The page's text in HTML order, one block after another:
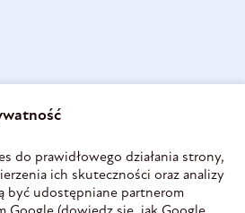
do prawidłowego działania strony,
ich skuteczności oraz analizy
być udostępniane partnerom